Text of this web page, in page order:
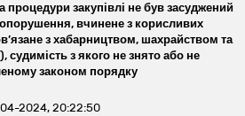
процедури закупівлі не був засуджений
вчинене з корисливих
з хабарництвом, шахрайством та
судимість з якого не знято або не
законом порядку
2024, 20:22:50